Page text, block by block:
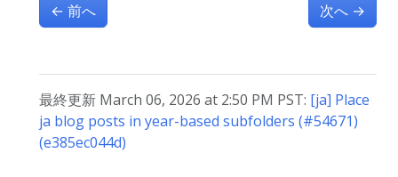
← 前へ 次へ →
最終更新 March 06, 2026 at 2:50 PM PST: [ja] Place
ja blog posts in year-based subfolders (#54671)
(e385ec044d)